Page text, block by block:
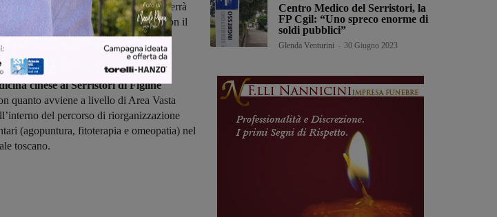
agisce la medicina cinese; a breve verrà
tecnica 'fior di prugna', martelletto con il
superfici cutanee del paziente in
cinese al Serristori di Figline
quanto avviene a livello di Area Vasta
del percorso di riorganizzazione
(agopuntura, fitoterapia e omeopatia) nel
toscano.
Centro Medico del Serristori, la
FP Cgil: “Uno spreco enorme di
soldi pubblici”
Glenda Venturini 30 Giugno 2023